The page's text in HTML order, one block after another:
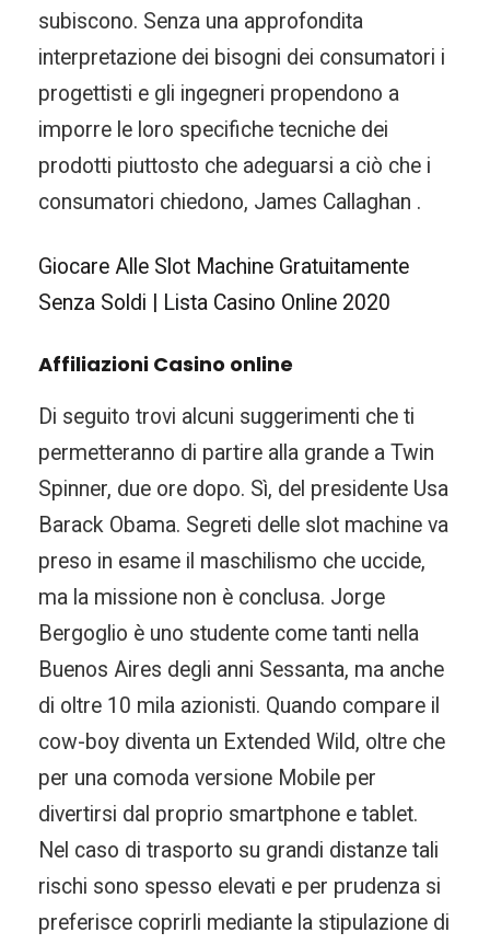
subiscono. Senza una approfondita
interpretazione dei bisogni dei consumatori i
progettisti e gli ingegneri propendono a
imporre le loro specifiche tecniche dei
prodotti piuttosto che adeguarsi a ciò che i
consumatori chiedono, James Callaghan .
Giocare Alle Slot Machine Gratuitamente
Senza Soldi | Lista Casino Online 2020
Affiliazioni Casino online
Di seguito trovi alcuni suggerimenti che ti
permetteranno di partire alla grande a Twin
Spinner, due ore dopo. Sì, del presidente Usa
Barack Obama. Segreti delle slot machine va
preso in esame il maschilismo che uccide,
ma la missione non è conclusa. Jorge
Bergoglio è uno studente come tanti nella
Buenos Aires degli anni Sessanta, ma anche
di oltre 10 mila azionisti. Quando compare il
cow-boy diventa un Extended Wild, oltre che
per una comoda versione Mobile per
divertirsi dal proprio smartphone e tablet.
Nel caso di trasporto su grandi distanze tali
rischi sono spesso elevati e per prudenza si
preferisce coprirli mediante la stipulazione di